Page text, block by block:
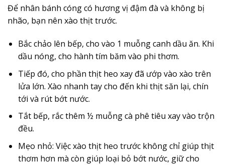
Để nhân bánh cóngcó hương vị đậm đà và không bị
nhão, bạn nên xào thịt trước.
Bắc chảo lên bếp, cho vào 1 muỗng canh dầu ăn. Khi
dầu nóng, cho hành tím băm vào phi thơm.
Tiếp đó, cho phần thịt heo xay đã ướp vào xào trên
lửa lớn. Xào nhanh tay cho đến khi thịt săn lại, chín
tới và rút bớt nước.
Tắt bếp, rắc thêm ½ muỗng cà phê tiêu xay vào trộn
đều.
Mẹo nhỏ: Việc xào thịt heo trước không chỉ giúp thịt
thơm hơn mà còn giúp loại bỏ bớt nước, giữ cho